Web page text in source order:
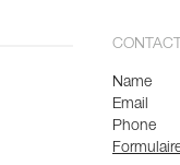
Name
Email
Phone